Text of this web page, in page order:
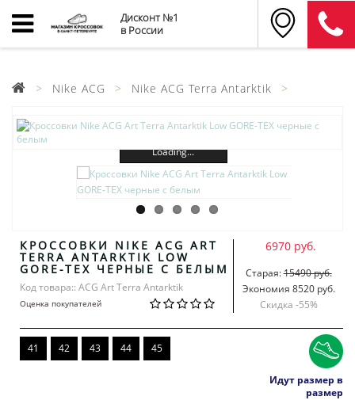
Дисконт №1
в России
Nike ACG Nike ACG Terra Antarktik
Loading...
КРОССОВКИ NIKE ACG ART
TERRA ANTARKTIK LOW
GORE-TEX ЧЕРНЫЕ С БЕЛЫМ
Код товара:: ACG Art Terra Antarktik
Оценка покупателей
6970 руб.
Старая:15490 руб.
Экономия 8520 руб.
Скидка -55%
41 42 43 44 45
Идут размер в
размер